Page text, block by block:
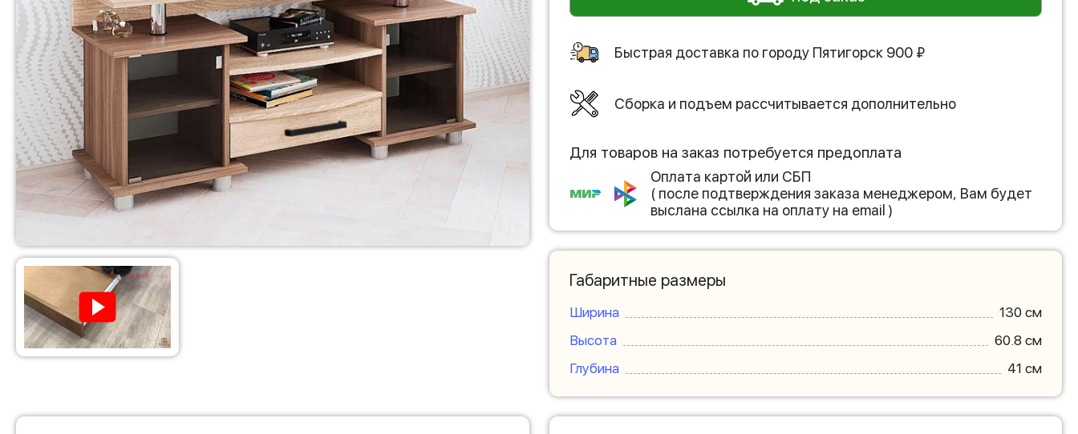
Быстрая доставка по городу Пятигорск 900 ₽
Сборка и подъем рассчитывается дополнительно
Для товаров на заказ потребуется предоплата
Оплата картой или СБП
( после подтверждения заказа менеджером, Вам будет
выслана ссылка на оплату на email )
Габаритные размеры
Ширина
130 см
Высота
60.8 см
Глубина
41 см